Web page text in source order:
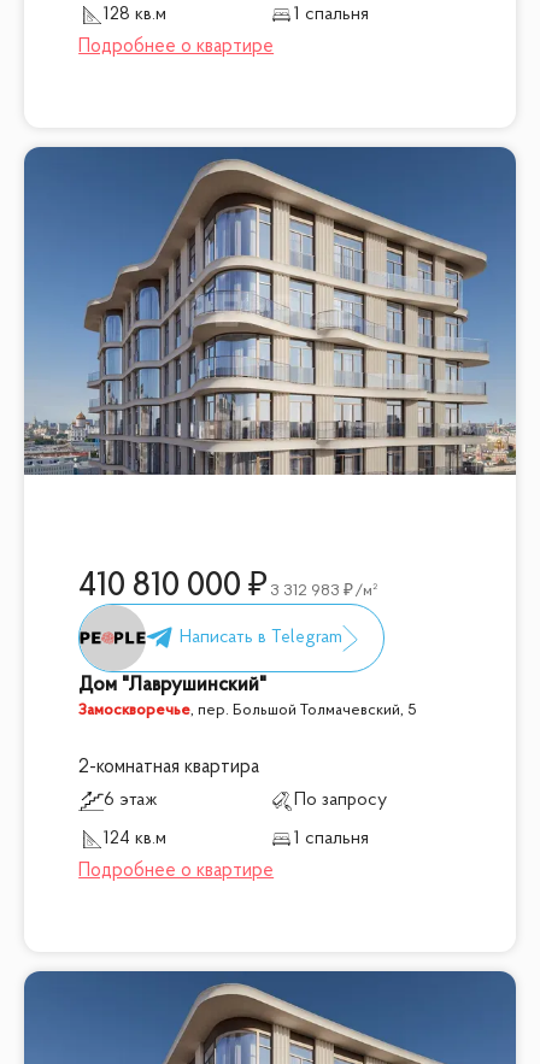
128 кв.м
1 спальня
410 810 000 3 312 983 /м²
Дом "Лаврушинский"
Замоскворечье,пер. Большой Толмачевский, 5
2-комнатная квартира
6 этаж
По запросу
124 кв.м
1 спальня